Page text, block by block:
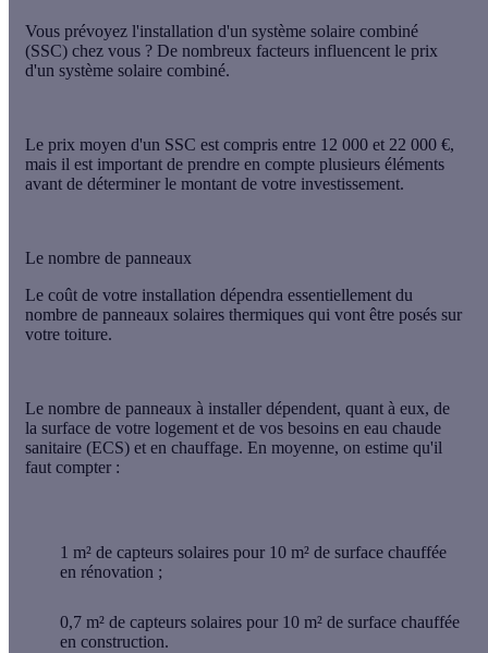
Vous prévoyez l'installation d'un système solaire combiné
(SSC) chez vous ? De nombreux facteurs influencent le prix
d'un système solaire combiné.
Le prix moyen d'un SSC est compris entre 12 000 et 22 000 €,
mais il est important de prendre en compte plusieurs éléments
avant de déterminer le montant de votre investissement.
Le nombre de panneaux
Le coût de votre installation dépendra essentiellement du
nombre de panneaux solaires thermiques qui vont être posés sur
votre toiture.
Le nombre de panneaux à installer dépendent, quant à eux, de
la surface de votre logement et de vos besoins en eau chaude
sanitaire (ECS) et en chauffage. En moyenne, on estime qu'il
faut compter :
1 m² de capteurs solaires pour 10 m² de surface chauffée
en rénovation ;
0,7 m² de capteurs solaires pour 10 m² de surface chauffée
en construction.